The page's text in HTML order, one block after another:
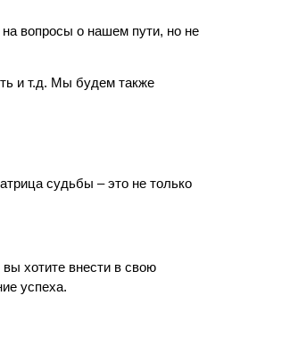
вопросы о нашем пути, но не
и т.д. Мы будем также
судьбы – это не только
хотите внести в свою
успеха.